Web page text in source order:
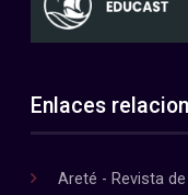
Enlaces
Areté - Revista